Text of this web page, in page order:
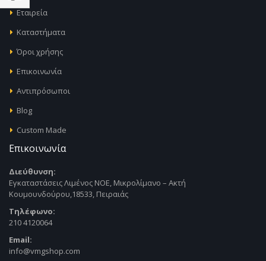
Αγορά
κατά
Εταιρεία
Καταστήματα
Όροι χρήσης
Επικοινωνία
Αντιπρόσωποι
Blog
Custom Made
Επικοινωνία
Διεύθυνση:
Εγκαταστάσεις Λιμένος ΝΟΕ, Μικρολίμανο – Ακτή
Κουμουνδούρου,18533, Πειραιάς
Τηλέφωνο:
210 4120064
Email:
info@vmgshop.com